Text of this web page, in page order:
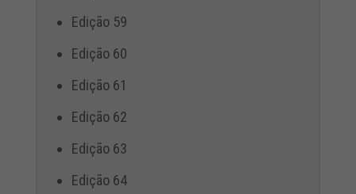
Edição 59
Edição 60
Edição 61
Edição 62
Edição 63
Edição 64